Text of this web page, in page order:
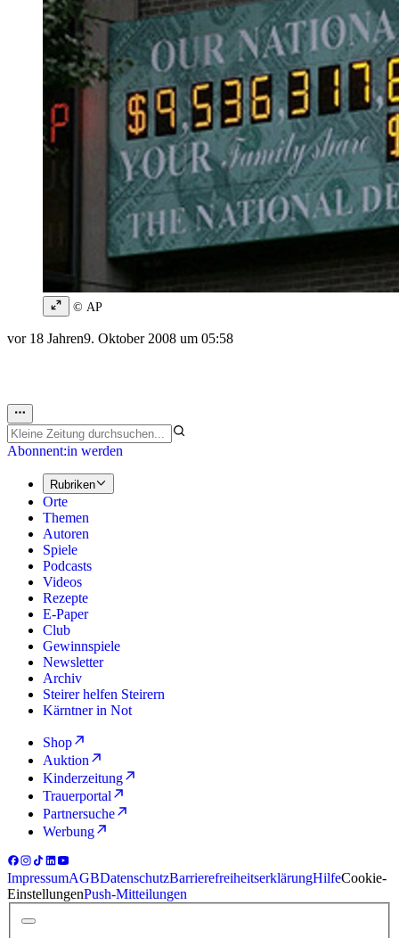
© AP
vor 18 Jahren9. Oktober 2008 um 05:58
Abonnent:in werden
Rubriken
Orte
Themen
Autoren
Spiele
Podcasts
Videos
Rezepte
E-Paper
Club
Gewinnspiele
Newsletter
Archiv
Steirer helfen Steirern
Kärntner in Not
Shop
Auktion
Kinderzeitung
Trauerportal
Partnersuche
Werbung
ImpressumAGBDatenschutzBarrierefreiheitserklärungHilfeCookie-
EinstellungenPush-Mitteilungen